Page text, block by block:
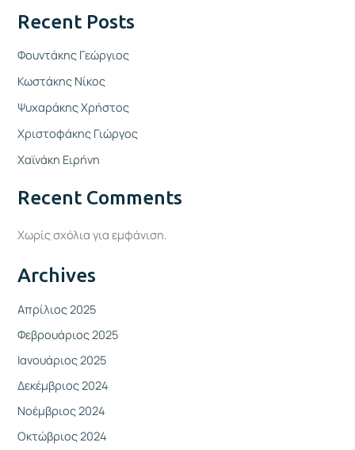
Recent Posts
Φουντάκης Γεώργιος
Κωστάκης Νίκος
Ψυχαράκης Χρήστος
Χριστοφάκης Γιώργος
Χαϊνάκη Ειρήνη
Recent Comments
Χωρίς σχόλια για εμφάνιση.
Archives
Απρίλιος 2025
Φεβρουάριος 2025
Ιανουάριος 2025
Δεκέμβριος 2024
Νοέμβριος 2024
Οκτώβριος 2024